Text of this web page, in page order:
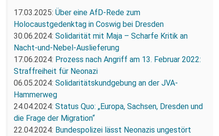
17.03.2025: Über eine AfD-Rede zum
Holocaustgedenktag in Coswig bei Dresden
30.06.2024: Solidarität mit Maja – Scharfe Kritik an
Nacht-und-Nebel-Auslieferung
17.06.2024: Prozess nach Angriff am 13. Februar 2022:
Straffreiheit für Neonazi
06.05.2024: Solidaritätskundgebung an der JVA-
Hammerweg
24.04.2024: Status Quo: „Europa, Sachsen, Dresden und
die Frage der Migration“
22.04.2024: Bundespolizei lässt Neonazis ungestört